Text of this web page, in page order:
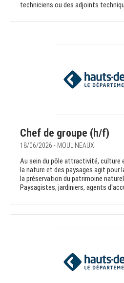
techniciens ou des adjoints
Chef de groupe (h/f)
18/06/2026 - MOULINEAUX
Au sein du pôle attractivité, culture
la nature et des paysages agit pour
la préservation du patrimoine
Paysagistes, jardiniers, agents